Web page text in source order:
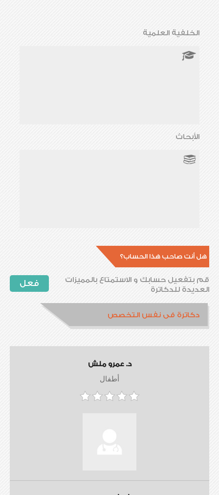
الخلفية العلمية
الأبحاث
هل أنت صاحب هذا الحساب؟
فعل
قم بتفعيل حسابك و الاستمتاع بالمميزات
العديدة للدكاترة
دكاترة فى نفس التخصص
د. عمرو ملش
أطفال